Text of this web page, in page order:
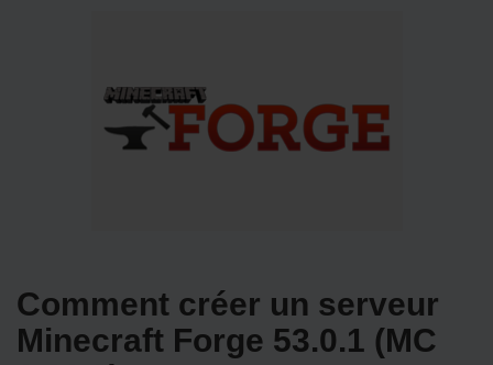
Comment créer un serveur
Minecraft Forge 53.0.1 (MC